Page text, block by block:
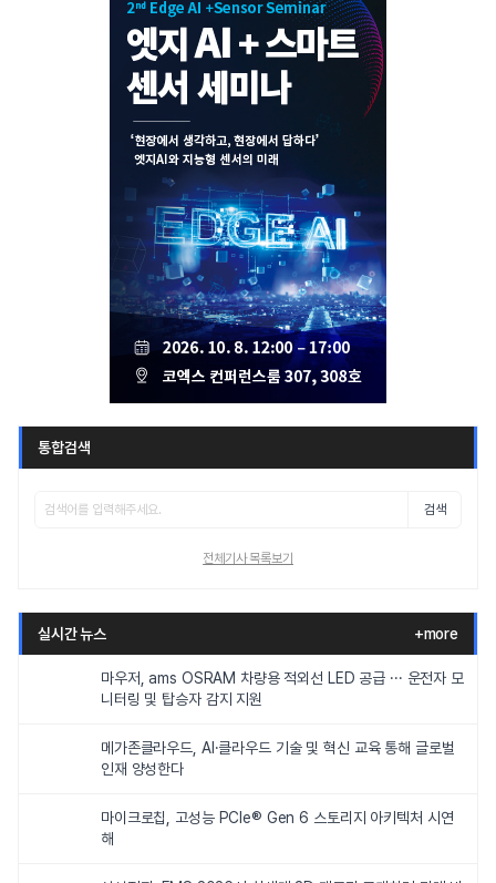
통합검색
검색
전체기사 목록보기
실시간 뉴스 +more
마우저, ams OSRAM 차량용 적외선 LED 공급 ··· 운전자 모
니터링 및 탑승자 감지 지원
메가존클라우드, AI·클라우드 기술 및 혁신 교육 통해 글로벌
인재 양성한다
마이크로칩, 고성능 PCIe® Gen 6 스토리지 아키텍처 시연
해